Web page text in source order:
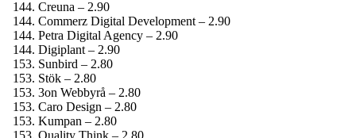
Creuna – 2.90
Commerz Digital Development – 2.90
Petra Digital Agency – 2.90
Digiplant – 2.90
Sunbird – 2.80
Stök – 2.80
3on Webbyrå – 2.80
Caro Design – 2.80
Kumpan – 2.80